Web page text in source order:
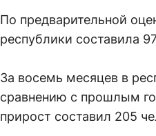
По предварительной
республики составила
За восемь месяцев в
сравнению с прошлым
прирост составил 205